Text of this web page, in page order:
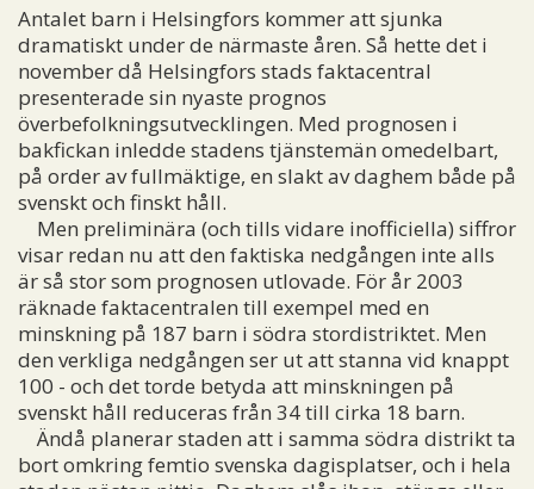
Antalet barn i Helsingfors kommer att sjunka
dramatiskt under de närmaste åren. Så hette det i
november då Helsingfors stads faktacentral
presenterade sin nyaste prognos
överbefolkningsutvecklingen. Med prognosen i
bakfickan inledde stadens tjänstemän omedelbart,
på order av fullmäktige, en slakt av daghem både på
svenskt och finskt håll.
Men preliminära (och tills vidare inofficiella) siffror
visar redan nu att den faktiska nedgången inte alls
är så stor som prognosen utlovade. För år 2003
räknade faktacentralen till exempel med en
minskning på 187 barn i södra stordistriktet. Men
den verkliga nedgången ser ut att stanna vid knappt
100 - och det torde betyda att minskningen på
svenskt håll reduceras från 34 till cirka 18 barn.
Ändå planerar staden att i samma södra distrikt ta
bort omkring femtio svenska dagisplatser, och i hela